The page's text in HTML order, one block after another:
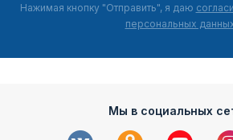
Нажимая кнопку "Отправить", я даю
персональных
Мы в социальных